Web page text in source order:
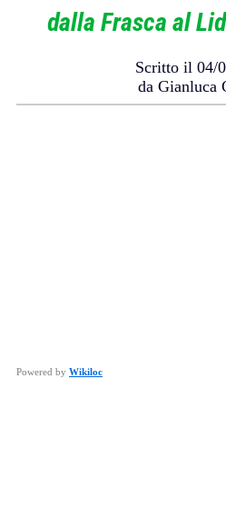
dalla Frasca al
Scritto il 04/
da Gianluca
Powered by Wikiloc